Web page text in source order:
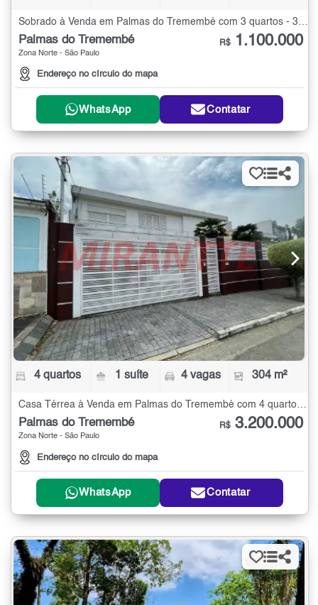
Sobrado à Venda em Palmas do Tremembé com 3 quartos - 300 m²
Palmas do Tremembé
Zona Norte - São Paulo
Endereço no círculo do mapa
R$ 1.100.000
WhatsApp Contatar
4 quartos 1 suíte 4 vagas 304 m²
Casa Térrea à Venda em Palmas do Tremembé com 4 quartos - 304 m²
Palmas do Tremembé
Zona Norte - São Paulo
Endereço no círculo do mapa
R$ 3.200.000
WhatsApp Contatar